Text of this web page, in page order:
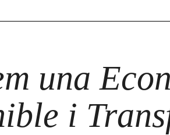
una
i